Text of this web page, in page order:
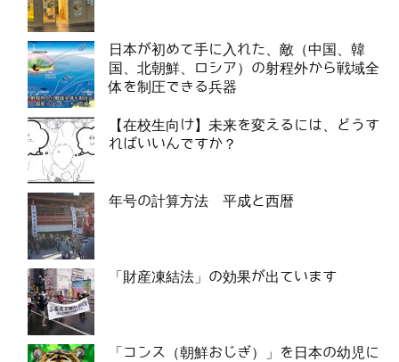
日本が初めて手に入れた、敵（中国、韓
国、北朝鮮、ロシア）の射程外から戦域全
体を制圧できる兵器
【在校生向け】未来を変えるには、どうす
ればいいんですか？
年号の計算方法 平成と西暦
「財産凍結法」の効果が出ています
「コンス（朝鮮おじぎ）」を日本の幼児に